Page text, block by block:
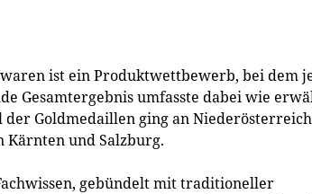
ist ein Produktwettbewerb, bei dem
Gesamtergebnis umfasste dabei wie
der Goldmedaillen ging an
Kärnten und Salzburg.
gebündelt mit traditioneller